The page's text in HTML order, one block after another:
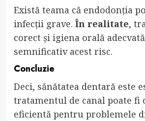
Există teama că endodonția
infecții grave. În realitate,
corect și igiena orală
semnificativ acest risc.
Concluzie
Deci, sănătatea dentară este
tratamentul de canal poate fi
eficientă pentru problemele